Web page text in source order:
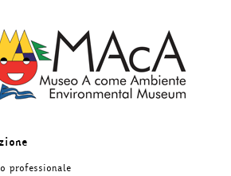
professionale